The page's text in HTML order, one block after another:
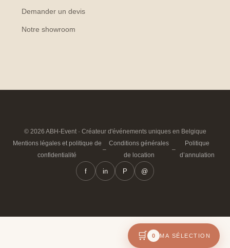
Demander un devis
Notre showroom
© 2026 ABH-Event · Créateur d'événements uniques en Belgique
Mentions légales et politique de
confidentialité
–
Conditions générales
de location
–
Politique
d’annulation
f in P @
🛒 0 MA SÉLECTION